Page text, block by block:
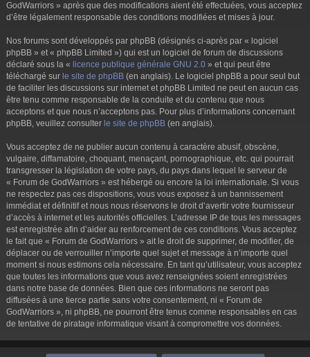
GodWarriors » après que des modifications aient été effectuées, vous acceptez
d’être légalement responsable des conditions modifiées et mises à jour.
Nos forums sont développés par phpBB (désignés ci-après par « logiciel
phpBB » et « phpBB Limited ») qui est un logiciel de forum de discussions
déclaré sous la « licence publique générale GNU 2.0 » et qui peut être
téléchargé sur le site de phpBB (en anglais). Le logiciel phpBB a pour seul but
de faciliter les discussions sur internet et phpBB Limited ne peut en aucun cas
être tenu comme responsable de la conduite et du contenu que nous
acceptons et que nous n’acceptons pas. Pour plus d’informations concernant
phpBB, veuillez consulter le site de phpBB (en anglais).
Vous acceptez de ne publier aucun contenu à caractère abusif, obscène,
vulgaire, diffamatoire, choquant, menaçant, pornographique, etc. qui pourrait
transgresser la législation de votre pays, du pays dans lequel le serveur de
« Forum de GodWarriors » est hébergé ou encore la loi internationale. Si vous
ne respectez pas ces dispositions, vous vous exposez à un bannissement
immédiat et définitif et nous nous réservons le droit d’avertir votre fournisseur
d’accès à internet et les autorités officielles. L’adresse IP de tous les messages
est enregistrée afin d’aider au renforcement de ces conditions. Vous acceptez
le fait que « Forum de GodWarriors » ait le droit de supprimer, de modifier, de
déplacer ou de verrouiller n’importe quel sujet et message à n’importe quel
moment si nous estimons cela nécessaire. En tant qu’utilisateur, vous acceptez
que toutes les informations que vous avez renseignées soient enregistrées
dans notre base de données. Bien que ces informations ne seront pas
diffusées à une tierce partie sans votre consentement, ni « Forum de
GodWarriors », ni phpBB, ne pourront être tenus comme responsables en cas
de tentative de piratage informatique visant à compromettre vos données.